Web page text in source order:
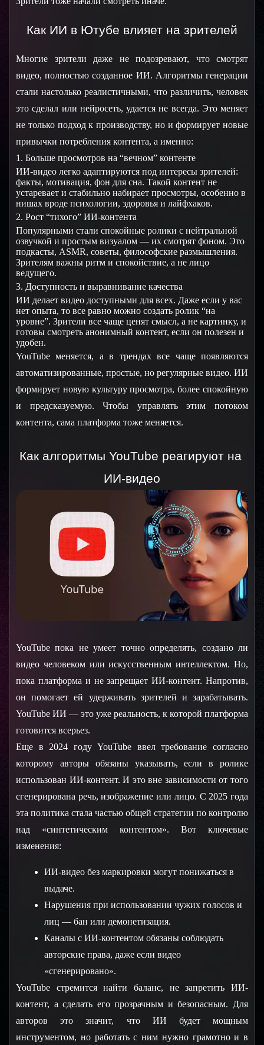
Как ИИ в Ютубе влияет на зрителей
Многие зрители даже не подозревают, что смотрят
видео, полностью созданное ИИ. Алгоритмы генерации
стали настолько реалистичными, что различить, человек
это сделал или нейросеть, удается не всегда. Это меняет
не только подход к производству, но и формирует новые
привычки потребления контента, а именно:
1. Больше просмотров на “вечном” контенте
ИИ-видео легко адаптируются под интересы зрителей:
факты, мотивация, фон для сна. Такой контент не
устаревает и стабильно набирает просмотры, особенно в
нишах вроде психологии, здоровья и лайфхаков.
2. Рост “тихого” ИИ-контента
Популярными стали спокойные ролики с нейтральной
озвучкой и простым визуалом — их смотрят фоном. Это
подкасты, ASMR, советы, философские размышления.
Зрителям важны ритм и спокойствие, а не лицо
ведущего.
3. Доступность и выравнивание качества
ИИ делает видео доступными для всех. Даже если у вас
нет опыта, то все равно можно создать ролик “на
уровне”. Зрители все чаще ценят смысл, а не картинку, и
готовы смотреть анонимный контент, если он полезен и
удобен.
YouTube меняется, а в трендах все чаще появляются
автоматизированные, простые, но регулярные видео. ИИ
формирует новую культуру просмотра, более спокойную
и предсказуемую. Чтобы управлять этим потоком
контента, сама платформа тоже меняется.
Как алгоритмы YouTube реагируют на
ИИ-видео
YouTube пока не умеет точно определять, создано ли
видео человеком или искусственным интеллектом. Но,
пока платформа и не запрещает ИИ-контент. Напротив,
он помогает ей удерживать зрителей и зарабатывать.
YouTube ИИ — это уже реальность, к которой платформа
готовится всерьез.
Еще в 2024 году YouTube ввел требование согласно
которому авторы обязаны указывать, если в ролике
использован ИИ-контент. И это вне зависимости от того
сгенерирована речь, изображение или лицо. С 2025 года
эта политика стала частью общей стратегии по контролю
над «синтетическим контентом». Вот ключевые
изменения:
ИИ-видео без маркировки могут понижаться в
выдаче.
Нарушения при использовании чужих голосов и
лиц — бан или демонетизация.
Каналы с ИИ-контентом обязаны соблюдать
авторские права, даже если видео
«сгенерировано».
YouTube стремится найти баланс, не запретить ИИ-
контент, а сделать его прозрачным и безопасным. Для
авторов это значит, что ИИ будет мощным
инструментом, но работать с ним нужно грамотно и в